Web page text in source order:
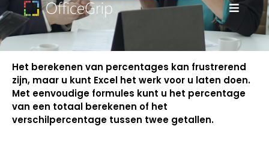
Het berekenen van percentages kan frustrerend
zijn, maar u kunt Excel het werk voor u laten doen.
Met eenvoudige formules kunt u het percentage
van een totaal berekenen of het
verschilpercentage tussen twee getallen.